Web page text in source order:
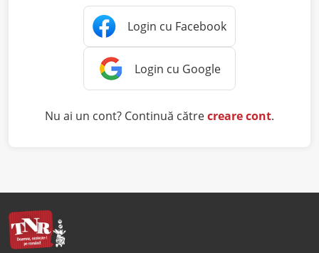
Nu ai un cont? Continuă cătrecreare cont.